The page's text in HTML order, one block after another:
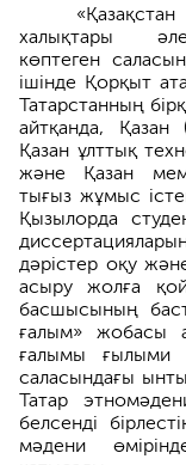
халықтары
көптеген
ішінде Қорқыт
Татарстанның
айтқанда, Қазан
Қазан ұлттық
және Қазан
тығыз жұмыс
Қызылорда
дәрістер оқу
асыру жолға
басшысының
ғалым» жобасы
ғалымы ғылыми
саласындағы
Татар
белсенді
мәдени